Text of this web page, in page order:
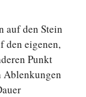
auf den Stein
den eigenen,
Punkt
Ablenkungen